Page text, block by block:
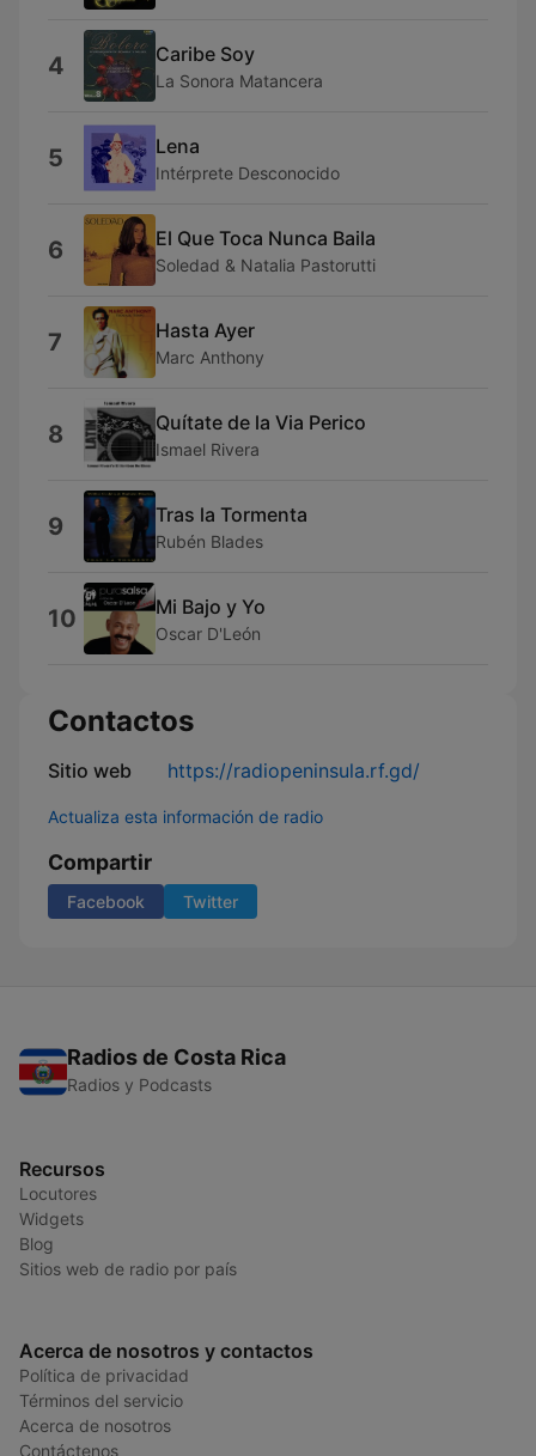
4 Caribe Soy
La Sonora Matancera
5 Lena
Intérprete Desconocido
6 El Que Toca Nunca Baila
Soledad & Natalia Pastorutti
7 Hasta Ayer
Marc Anthony
8 Quítate de la Via Perico
Ismael Rivera
9 Tras la Tormenta
Rubén Blades
10 Mi Bajo y Yo
Oscar D'León
Contactos
Sitio web https://radiopeninsula.rf.gd/
Actualiza esta información de radio
Compartir
Facebook Twitter
Radios de Costa Rica
Radios y Podcasts
Recursos
Locutores
Widgets
Blog
Sitios web de radio por país
Acerca de nosotros y contactos
Política de privacidad
Términos del servicio
Acerca de nosotros
Contáctenos